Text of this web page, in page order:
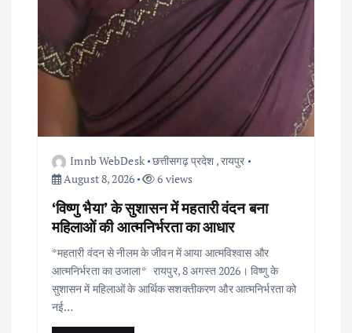
Imnb WebDesk छत्तीसगढ़ प्रदेश ,रायपुर
August 8, 2026
6 views
‘विष्णु भैया’ के सुशासन में महतारी वंदन बना
महिलाओं की आत्मनिर्भरता का आधार
*महतारी वंदन से नीलम के जीवन में आया आत्मविश्वास और
आत्मनिर्भरता का उजाला* रायपुर, 8 अगस्त 2026। विष्णु के
सुशासन में महिलाओं के आर्थिक सशक्तीकरण और आत्मनिर्भरता को
नई…